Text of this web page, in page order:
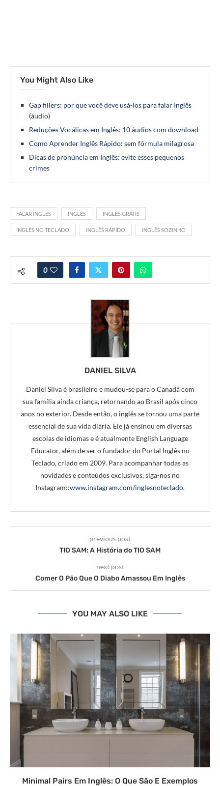
You Might Also Like
Gap fillers: por que você deve usá-los para falar Inglês
(áudio)
Reduções Vocálicas em Inglês: 10 áudios com download
Como Aprender Inglês Rápido: sem fórmula milagrosa
Dicas de pronúncia em Inglês: evite esses pequenos
crimes
FALAR INGLÊS INGLÊS INGLÊS GRÁTIS
INGLÊS NO TECLADO INGLÊS RÁPIDO INGLÊS SOZINHO
0
DANIEL SILVA
Daniel Silva é brasileiro e mudou-se para o Canadá com
sua família ainda criança, retornando ao Brasil após cinco
anos no exterior. Desde então, o inglês se tornou uma parte
essencial de sua vida diária. Ele já ensinou em diversas
escolas de idiomas e é atualmente English Language
Educator, além de ser o fundador do Portal Inglês no
Teclado, criado em 2009. Para acompanhar todas as
novidades e conteúdos exclusivos, siga-nos no
Instagram::www.instagram.com/inglesnoteclado.
previous post
TIO SAM: A História do TIO SAM
next post
Comer O Pão Que O Diabo Amassou Em Inglês
YOU MAY ALSO LIKE
Minimal Pairs Em Inglês: O Que São E Exemplos